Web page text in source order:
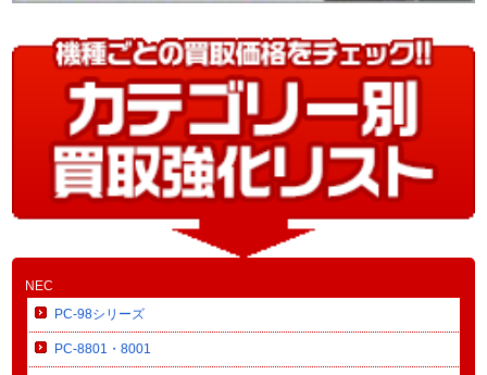
NEC
PC-98シリーズ
PC-8801・8001